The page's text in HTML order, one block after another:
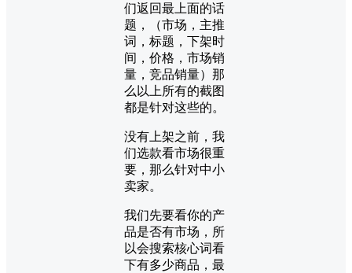
们返回最上面的话
题，（市场，主推
词，标题，下架时
间，价格，市场销
量，竞品销量）那
么以上所有的截图
都是针对这些的。
没有上架之前，我
们选款看市场很重
要，那么针对中小
卖家。
我们先要看你的产
品是否有市场，所
以会搜索核心词看
下有多少商品，最